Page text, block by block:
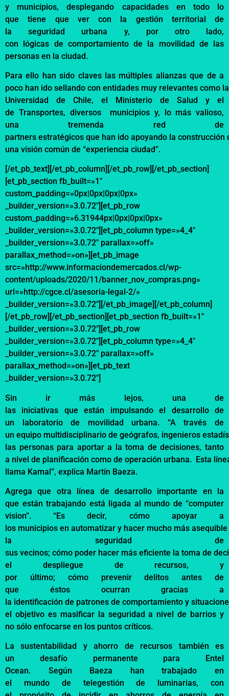
y municipios,desplegando capacidadesen todolo
quetiene que vercon la gestión territorial de
laseguridad urbana y, por otro lado,
con lógicas de comportamientode la movilidad de las
personas en la ciudad.
Paraello han sido claves las múltiples alianzasque de a
poco han ido sellando con entidades muy relevantes como la
Universidad de Chile, el Ministerio de Salud y el
de Transportes, diversos municipios y, lo más valioso,
unatremenda red de
partners estratégicos que han ido apoyando la construcción
una visión común de “experiencia ciudad”.
[/et_pb_text][/et_pb_column][/et_pb_row][/et_pb_section]
[et_pb_section fb_built=»1″
custom_padding=»0px|0px|0px|0px»
_builder_version=»3.0.72″][et_pb_row
custom_padding=»6.31944px|0px|0px|0px»
_builder_version=»3.0.72″][et_pb_column type=»4_4″
_builder_version=»3.0.72″ parallax=»off»
parallax_method=»on»][et_pb_image
src=»http://www.informaciondemercados.cl/wp-
content/uploads/2020/11/banner_nov_compras.png»
url=»http://cgce.cl/asesoria-legal-2/»
_builder_version=»3.0.72″][/et_pb_image][/et_pb_column]
[/et_pb_row][/et_pb_section][et_pb_section fb_built=»1″
_builder_version=»3.0.72″][et_pb_row
_builder_version=»3.0.72″][et_pb_column type=»4_4″
_builder_version=»3.0.72″ parallax=»off»
parallax_method=»on»][et_pb_text
_builder_version=»3.0.72″]
Sin ir más lejos, una de
las iniciativas queestán impulsandoel desarrollode
un laboratoriode movilidad urbana. “Através de
un equipo multidisciplinario de geógrafos, ingenieros
las personas para aportara latoma dedecisiones, tanto
a nivel de planificación como de operación urbana. Esta
llama Kamal”, explica Martín Baeza.
Agrega que otra línea de desarrollo importante en la
que están trabajando está ligada al mundo de “computer
vision”. “Esdecir, cómo apoyara
los municipios en automatizar y hacer mucho más asequible
la seguridad de
sus vecinos; cómo poder hacer más eficiente la toma de
el despliegue de recursos, y
por último; cómo prevenir delitos antes de
que éstos ocurran gracias a
la identificación de patrones de comportamiento y
el objetivoes masificarla seguridad a nivel de barrios y
no sólo enfocarse en los puntos críticos.
Lasustentabilidad yahorro de recursos también es
un desafío permanente para Entel
Ocean. Según Baeza han trabajado en
el mundode telegestión de luminarias, con